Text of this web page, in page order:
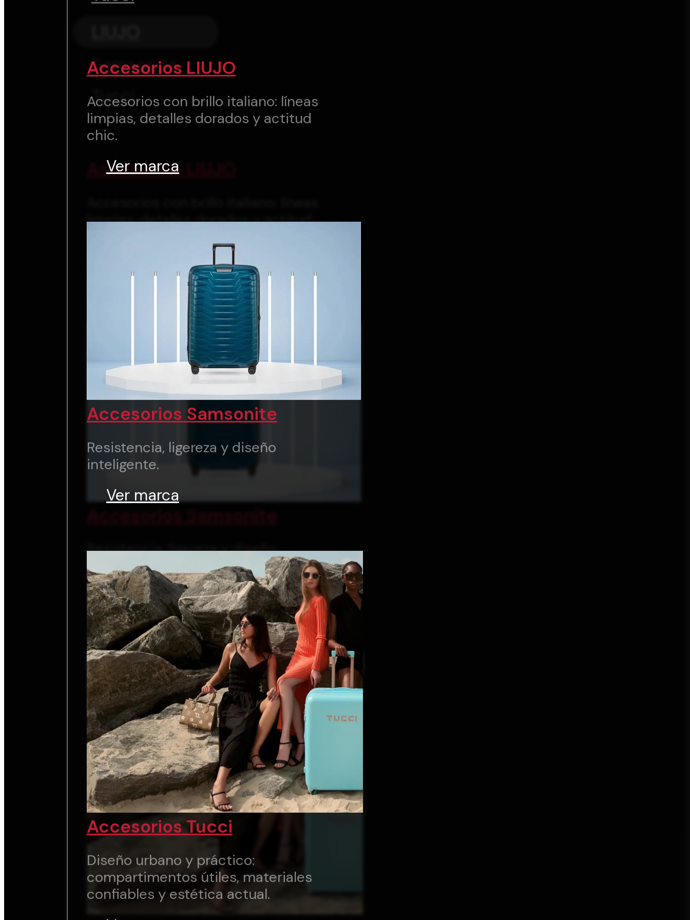
Samsonite
Tucci
Accesorios LIUJO
limpias, detalles dorados y actitud
Ver marca
Accesorios Samsonite
Resistencia, ligereza y diseño
inteligente.
Ver marca
Accesorios LIUJO
Accesorios con brillo italiano: líneas
limpias, detalles dorados y actitud
chic.
Ver marca
Accesorios Samsonite
Resistencia, ligereza y diseño
inteligente.
Ver marca
Accesorios Tucci
Diseño urbano y práctico:
compartimentos útiles, materiales
confiables y estética actual.